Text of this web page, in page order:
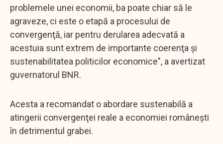
problemele unei economii, ba poate chiar să le
agraveze, ci este o etapă a procesului de
convergenţă, iar pentru derularea adecvată a
acestuia sunt extrem de importante coerenţa şi
sustenabilitatea politicilor economice", a avertizat
guvernatorul BNR.
Acesta a recomandat o abordare sustenabilă a
atingerii convergenţei reale a economiei româneşti
în detrimentul grabei.